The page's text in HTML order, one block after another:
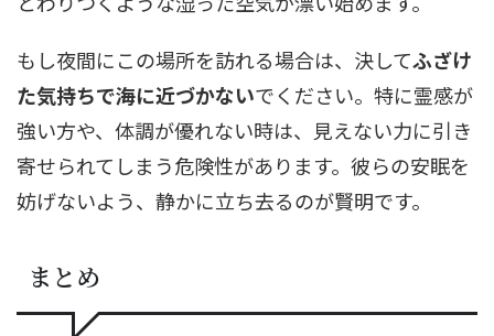
もし夜間にこの場所を訪れる場合は、決してふざけ
た気持ちで海に近づかないでください。特に霊感が
強い方や、体調が優れない時は、見えない力に引き
寄せられてしまう危険性があります。彼らの安眠を
妨げないよう、静かに立ち去るのが賢明です。
まとめ